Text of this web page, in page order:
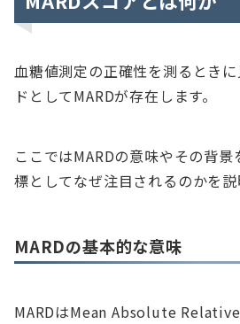
血糖値測定の正確性を測るとき
ドとしてMARDが存在します。
ここではMARDの意味やその背
標としてなぜ注目されるのかを説
MARDの基本的な意味
MARDはMean Absolute